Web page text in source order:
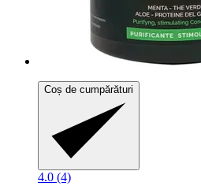
Coș de cumpărături
4.0 (4)